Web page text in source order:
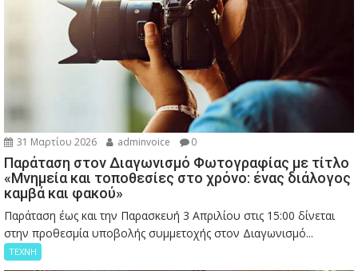
31 Μαρτίου 2026 adminvoice 0
Παράταση στον Διαγωνισμό Φωτογραφίας με τίτλο
«Μνημεία και τοποθεσίες στο χρόνο: ένας διάλογος
καμβά και φακού»
Παράταση έως και την Παρασκευή 3 Απριλίου στις 15:00 δίνεται
στην προθεσμία υποβολής συμμετοχής στον Διαγωνισμό...
ΤΕΧΝΗ